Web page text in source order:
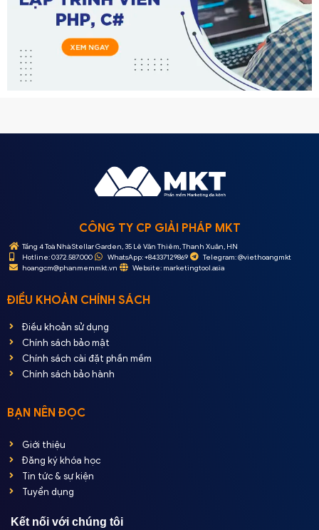
CÔNG TY CP GIẢI PHÁP MKT
Tầng 4 Toà Nhà Stellar Garden, 35 Lê Văn Thiêm, Thanh Xuân, HN
Hotline: 0372.587.000
WhatsApp: +84337129869
Telegram: @viethoangmkt
hoangcm@phanmemmkt.vn
Website: marketingtool.asia
ĐIỀU KHOẢN CHÍNH SÁCH
Điều khoản sử dụng
Chính sách bảo mật
Chính sách cài đặt phần mềm
Chính sách bảo hành
BẠN NÊN ĐỌC
Giới thiệu
Đăng ký khóa học
Tin tức & sự kiện
Tuyển dụng
Kết nối với chúng tôi